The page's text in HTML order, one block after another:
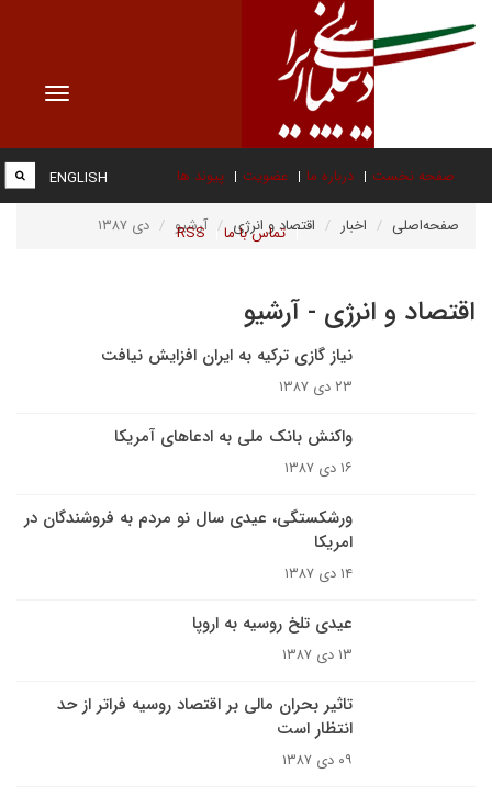
Toggle
صفحه نخست درباره ما عضویت پیوند ها
تماس با ما RSS
ENGLISH
صفحه‌اصلی اخبار اقتصاد و انرژی آرشیو دی ۱۳۸۷
اقتصاد و انرژی - آرشیو
نیاز گازی ترکیه به ایران افزایش نیافت
۲۳ دی ۱۳۸۷
واکنش بانک ملى به ادعاهاى آمریکا
۱۶ دی ۱۳۸۷
ورشکستگى، عيدى سال نو مردم به فروشندگان در
امريکا
۱۴ دی ۱۳۸۷
عيدى تلخ روسيه به اروپا
۱۳ دی ۱۳۸۷
تاثير بحران مالى بر اقتصاد روسيه فراتر از حد
انتظار است
۰۹ دی ۱۳۸۷